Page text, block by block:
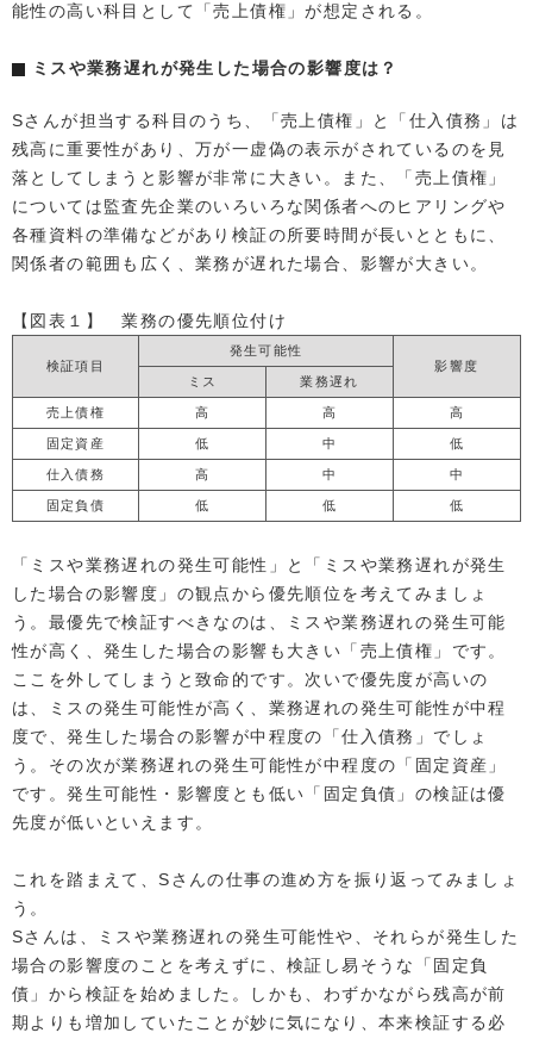
能性の高い科目として「売上債権」が想定される。
ミスや業務遅れが発生した場合の影響度は？
Sさんが担当する科目のうち、「売上債権」と「仕入債務」は
残高に重要性があり、万が一虚偽の表示がされているのを見
落としてしまうと影響が非常に大きい。また、「売上債権」
については監査先企業のいろいろな関係者へのヒアリングや
各種資料の準備などがあり検証の所要時間が長いとともに、
関係者の範囲も広く、業務が遅れた場合、影響が大きい。
【図表１】 業務の優先順位付け
検証項目
発生可能性
影響度
ミス
業務遅れ
売上債権 高 高 高
固定資産 低 中 低
仕入債務 高 中 中
固定負債 低 低 低
「ミスや業務遅れの発生可能性」と「ミスや業務遅れが発生
した場合の影響度」の観点から優先順位を考えてみましょ
う。最優先で検証すべきなのは、ミスや業務遅れの発生可能
性が高く、発生した場合の影響も大きい「売上債権」です。
ここを外してしまうと致命的です。次いで優先度が高いの
は、ミスの発生可能性が高く、業務遅れの発生可能性が中程
度で、発生した場合の影響が中程度の「仕入債務」でしょ
う。その次が業務遅れの発生可能性が中程度の「固定資産」
です。発生可能性・影響度とも低い「固定負債」の検証は優
先度が低いといえます。
これを踏まえて、Sさんの仕事の進め方を振り返ってみましょ
う。
Sさんは、ミスや業務遅れの発生可能性や、それらが発生した
場合の影響度のことを考えずに、検証し易そうな「固定負
債」から検証を始めました。しかも、わずかながら残高が前
期よりも増加していたことが妙に気になり、本来検証する必